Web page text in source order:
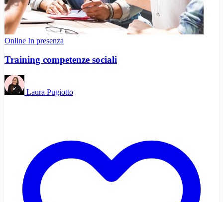
Online In presenza
Training competenze sociali
Laura Pugiotto